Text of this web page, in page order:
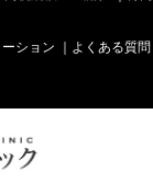
ション
よくある質問